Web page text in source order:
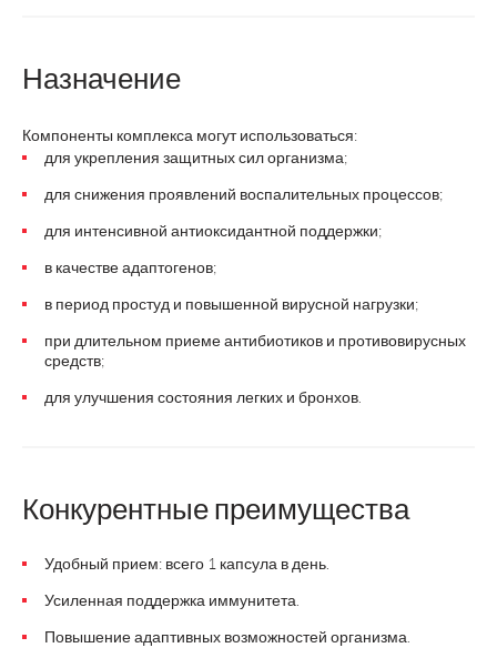
Назначение
Компоненты комплекса могут использоваться:
для укрепления защитных сил организма;
для снижения проявлений воспалительных процессов;
для интенсивной антиоксидантной поддержки;
в качестве адаптогенов;
в период простуд и повышенной вирусной нагрузки;
при длительном приеме антибиотиков и противовирусных
средств;
для улучшения состояния легких и бронхов.
Конкурентные преимущества
Удобный прием: всего 1 капсула в день.
Усиленная поддержка иммунитета.
Повышение адаптивных возможностей организма.